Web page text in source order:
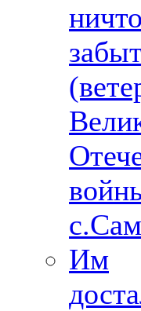
Им